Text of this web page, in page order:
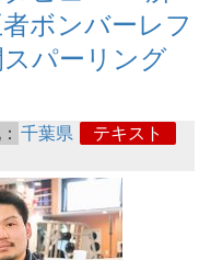
ボンバーレフ
スパーリング
千葉県
テキスト